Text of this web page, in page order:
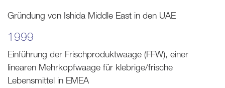
Gründung von Ishida Middle East in den UAE
1999
Einführung der Frischproduktwaage (FFW), einer
linearen Mehrkopfwaage für klebrige/frische
Lebensmittel in EMEA